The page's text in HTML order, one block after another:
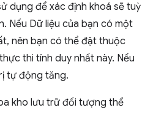
dụng để xác định khoá sẽ tuỳ
Nếu Dữ liệu của bạn có một
nên bạn có thể đặt thuộc
thi tính duy nhất này. Nếu
tự động tăng.
kho lưu trữ đối tượng thể